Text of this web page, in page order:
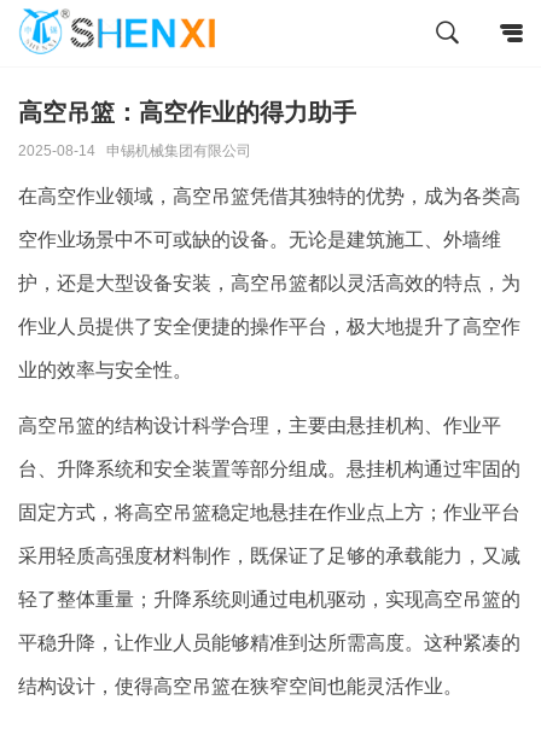
高空吊篮：高空作业的得力助手
2025-08-14 申锡机械集团有限公司
在高空作业领域，高空吊篮凭借其独特的优势，成为各类高
空作业场景中不可或缺的设备。无论是建筑施工、外墙维
护，还是大型设备安装，高空吊篮都以灵活高效的特点，为
作业人员提供了安全便捷的操作平台，极大地提升了高空作
业的效率与安全性。
高空吊篮的结构设计科学合理，主要由悬挂机构、作业平
台、升降系统和安全装置等部分组成。悬挂机构通过牢固的
固定方式，将高空吊篮稳定地悬挂在作业点上方；作业平台
采用轻质高强度材料制作，既保证了足够的承载能力，又减
轻了整体重量；升降系统则通过电机驱动，实现高空吊篮的
平稳升降，让作业人员能够精准到达所需高度。这种紧凑的
结构设计，使得高空吊篮在狭窄空间也能灵活作业。